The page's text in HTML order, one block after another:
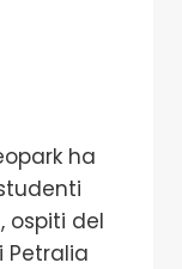
ha
ospiti del
Petralia